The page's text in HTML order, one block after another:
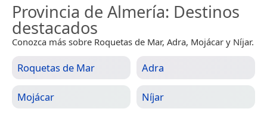
Provincia de Almería: Destinos
destacados
Conozca más sobre Roquetas de Mar, Adra, Mojácar y Níjar.
Roquetas de Mar Adra
Mojácar Níjar